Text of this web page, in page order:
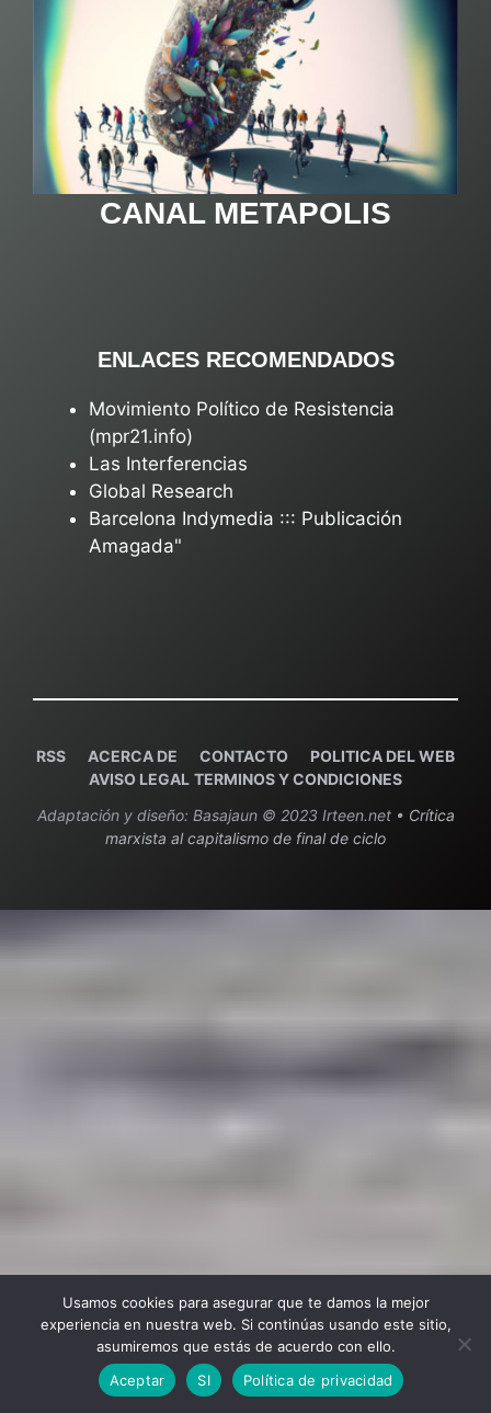
CANAL METAPOLIS
ENLACES RECOMENDADOS
Movimiento Político de Resistencia
(mpr21.info)
Las Interferencias
Global Research
Barcelona Indymedia ::: Publicación
Amagada"
RSS ACERCA DE CONTACTO
POLITICA DEL WEB
AVISO LEGAL TERMINOS Y CONDICIONES
Adaptación y diseño: Basajaun © 2023 Irteen.net • Crítica
marxista al capitalismo de final de ciclo
Usamos cookies para asegurar que te damos la mejor
experiencia en nuestra web. Si continúas usando este sitio,
asumiremos que estás de acuerdo con ello.
Aceptar
SI Política de privacidad